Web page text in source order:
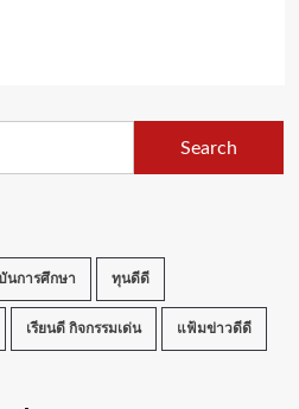
นการศึกษา ทุนดีดี
เรียนดี กิจกรรมเด่น แฟ้มข่าวดีดี